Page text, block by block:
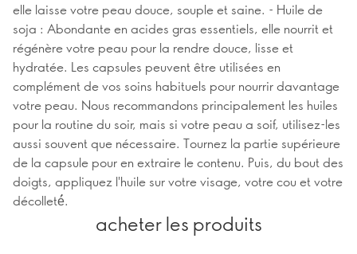
elle laisse votre peau douce, souple et saine. - Huile de
soja : Abondante en acides gras essentiels, elle nourrit et
régénère votre peau pour la rendre douce, lisse et
hydratée. Les capsules peuvent être utilisées en
complément de vos soins habituels pour nourrir davantage
votre peau. Nous recommandons principalement les huiles
pour la routine du soir, mais si votre peau a soif, utilisez-les
aussi souvent que nécessaire. Tournez la partie supérieure
de la capsule pour en extraire le contenu. Puis, du bout des
doigts, appliquez l'huile sur votre visage, votre cou et votre
décolleté́.
acheter les produits